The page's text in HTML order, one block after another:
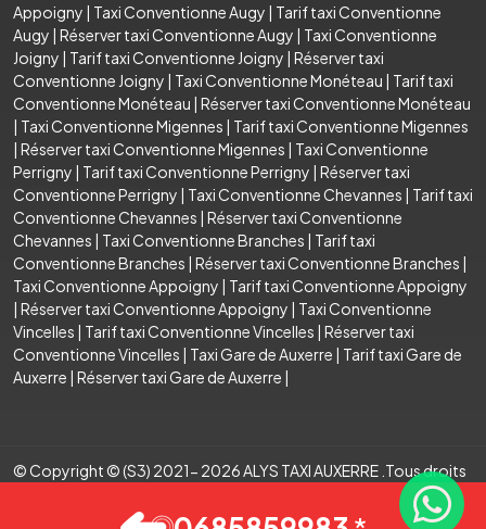
Appoigny | Taxi Conventionne Augy | Tarif taxi Conventionne
Augy | Réserver taxi Conventionne Augy | Taxi Conventionne
Joigny | Tarif taxi Conventionne Joigny | Réserver taxi
Conventionne Joigny | Taxi Conventionne Monéteau | Tarif taxi
Conventionne Monéteau | Réserver taxi Conventionne Monéteau
| Taxi Conventionne Migennes | Tarif taxi Conventionne Migennes
| Réserver taxi Conventionne Migennes | Taxi Conventionne
Perrigny | Tarif taxi Conventionne Perrigny | Réserver taxi
Conventionne Perrigny | Taxi Conventionne Chevannes | Tarif taxi
Conventionne Chevannes | Réserver taxi Conventionne
Chevannes | Taxi Conventionne Branches | Tarif taxi
Conventionne Branches | Réserver taxi Conventionne Branches |
Taxi Conventionne Appoigny | Tarif taxi Conventionne Appoigny
| Réserver taxi Conventionne Appoigny | Taxi Conventionne
Vincelles | Tarif taxi Conventionne Vincelles | Réserver taxi
Conventionne Vincelles | Taxi Gare de Auxerre | Tarif taxi Gare de
Auxerre | Réserver taxi Gare de Auxerre |
© Copyright © (S3) 2021- 2026 ALYS TAXI AUXERRE .Tous droits